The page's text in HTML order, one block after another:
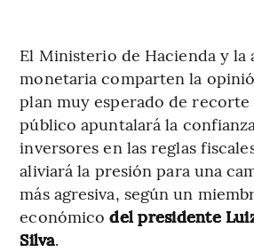
El Ministerio de Hacienda y la
monetaria comparten la
plan muy esperado de recorte
público apuntalará la
inversores en las reglas
aliviará la presión para una
más agresiva, según un
económicodel presidente
Silva.